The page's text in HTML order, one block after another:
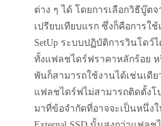
ต่าง ๆ ได้ โดยการเลือกวิธีบู๊ต
เปรียบเทียบแรก ซึ่งก็คือการใ
SetUp ระบบปฏิบัติการวินโดว์
ทั้งแฟลชไดร์ฟราคาหลักร้อย ห
พันก็สามารถใช้งานได้เช่นเดีย
แฟลชไดร์ฟไม่สามารถติดตั้งโ
มาที่ข้อจำกัดที่อาจจะเป็นหนึ่ง